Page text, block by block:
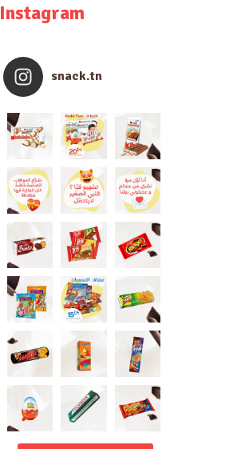
Instagram
snack.tn